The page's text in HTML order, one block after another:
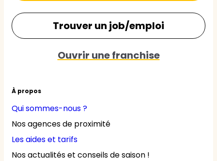
À propos
Qui sommes-nous ?
Nos agences de proximité
Les aides et tarifs
Nos actualités et conseils de saison !
Trouver un job/emploi
Ouvrir une franchise